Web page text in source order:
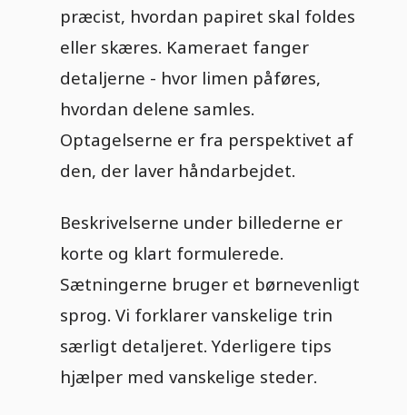
præcist, hvordan papiret skal foldes
eller skæres. Kameraet fanger
detaljerne - hvor limen påføres,
hvordan delene samles.
Optagelserne er fra perspektivet af
den, der laver håndarbejdet.
Beskrivelserne under billederne er
korte og klart formulerede.
Sætningerne bruger et børnevenligt
sprog. Vi forklarer vanskelige trin
særligt detaljeret. Yderligere tips
hjælper med vanskelige steder.